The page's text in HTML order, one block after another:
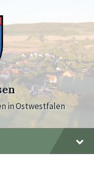
in Ostwestfalen